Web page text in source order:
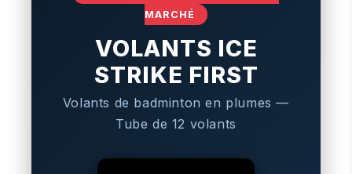
MARCHÉ
VOLANTS ICE
STRIKE FIRST
Volants de badminton en plumes —
Tube de 12 volants